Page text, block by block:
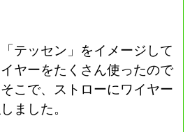
テッセン」をイメージして
ヤーをたくさん使ったので
こで、ストローにワイヤー
ました。